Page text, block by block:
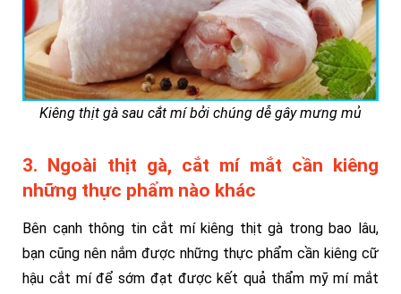
Kiêng thịt gà sau cắt mí bởi chúng dễ gây mưng mủ
3. Ngoài thịt gà, cắt mí mắt cần kiêng
những thực phẩm nào khác
Bên cạnh thông tin cắt mí kiêng thịt gà trong bao lâu,
bạn cũng nên nắm được những thực phẩm cần kiêng cữ
hậu cắt mí để sớm đạt được kết quả thẩm mỹ mí mắt